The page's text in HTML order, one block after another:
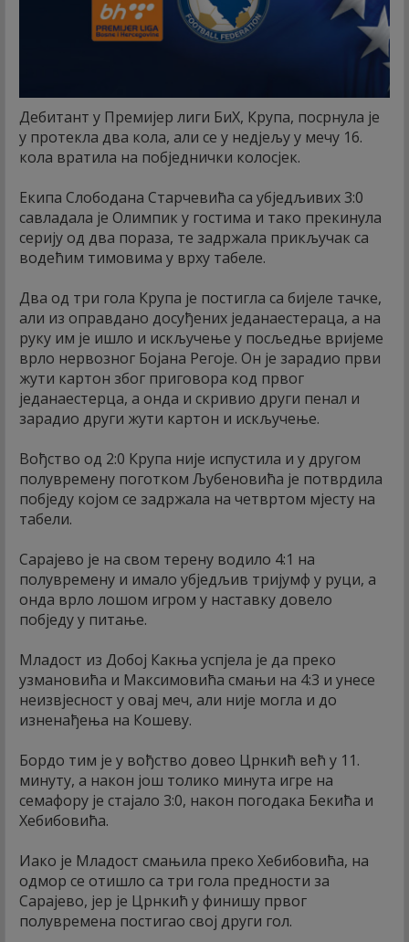
Дебитант у Премијер лиги БиХ, Крупа, посрнула је
у протекла два кола, али се у недјељу у мечу 16.
кола вратила на побједнички колосјек.
Екипа Слободана Старчевића са убједљивих 3:0
савладала је Олимпик у гостима и тако прекинула
серију од два пораза, те задржала прикључак са
водећим тимовима у врху табеле.
Два од три гола Крупа је постигла са бијеле тачке,
али из оправдано досуђених једанаестераца, а на
руку им је ишло и искључење у посљедње вријеме
врло нервозног Бојана Регоје. Он је зарадио први
жути картон због приговора код првог
једанаестерца, а онда и скривио други пенал и
зарадио други жути картон и искључење.
Вођство од 2:0 Крупа није испустила и у другом
полувремену поготком Љубеновића је потврдила
побједу којом се задржала на четвртом мјесту на
табели.
Сарајево је на свом терену водило 4:1 на
полувремену и имало убједљив тријумф у руци, а
онда врло лошом игром у наставку довело
побједу у питање.
Младост из Добој Какња успјела је да преко
узмановића и Максимовића смањи на 4:3 и унесе
неизвјесност у овај меч, али није могла и до
изненађења на Кошеву.
Бордо тим је у вођство довео Црнкић већ у 11.
минуту, а након још толико минута игре на
семафору је стајало 3:0, након погодака Бекића и
Хебибовића.
Иако је Младост смањила преко Хебибовића, на
одмор се отишло са три гола предности за
Сарајево, јер је Црнкић у финишу првог
полувремена постигао свој други гол.